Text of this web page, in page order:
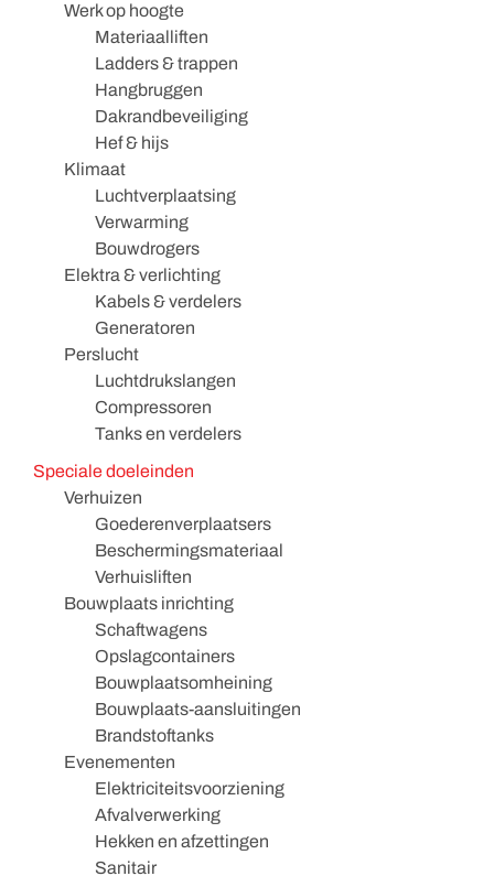
Werk op hoogte
Materiaalliften
Ladders & trappen
Hangbruggen
Dakrandbeveiliging
Hef & hijs
Klimaat
Luchtverplaatsing
Verwarming
Bouwdrogers
Elektra & verlichting
Kabels & verdelers
Generatoren
Perslucht
Luchtdrukslangen
Compressoren
Tanks en verdelers
Speciale doeleinden
Verhuizen
Goederenverplaatsers
Beschermingsmateriaal
Verhuisliften
Bouwplaats inrichting
Schaftwagens
Opslagcontainers
Bouwplaatsomheining
Bouwplaats-aansluitingen
Brandstoftanks
Evenementen
Elektriciteitsvoorziening
Afvalverwerking
Hekken en afzettingen
Sanitair